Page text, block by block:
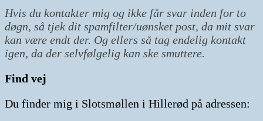
Hvis du kontakter mig og ikke får svar inden for to
døgn, så tjek dit spamfilter/uønsket post, da mit svar
kan være endt der. Og ellers så tag endelig kontakt
igen, da der selvfølgelig kan ske smuttere.
Find vej
Du finder mig i Slotsmøllen i Hillerød på adressen: